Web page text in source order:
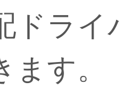
ドライ
ます。